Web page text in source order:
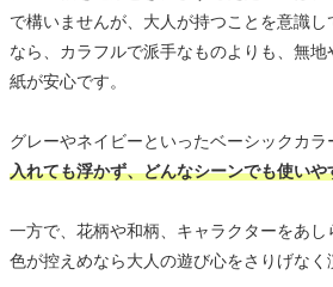
で構いませんが、大人が持つことを意識
なら、カラフルで派手なものよりも、無
紙が安心です。
グレーやネイビーといったベーシックカラ
入れても浮かず、どんなシーンでも使いや
一方で、花柄や和柄、キャラクターをあ
色が控えめなら大人の遊び心をさりげなく